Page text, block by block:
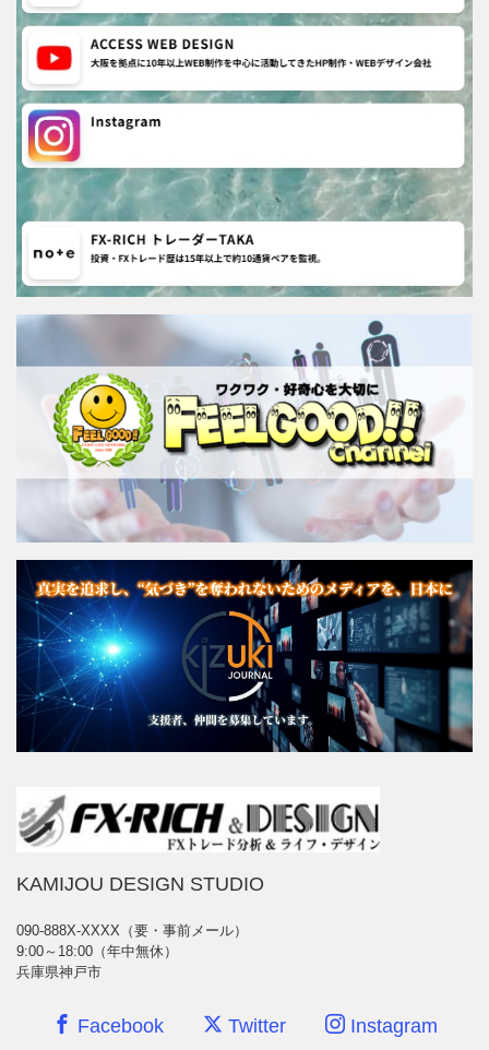
KAMIJOU DESIGN STUDIO
090-888X-XXXX（要・事前メール）
9:00～18:00（年中無休）
兵庫県神戸市
Facebook Twitter Instagram